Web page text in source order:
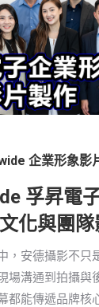
企業形象影
孚昇電
化與團隊
，安德攝影不只
場溝通到拍攝與
都能傳遞品牌核